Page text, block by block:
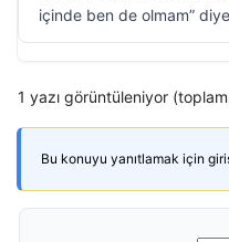
içinde ben de olmam”
1 yazı görüntüleniyor
Bu konuyu yanıtlamak için